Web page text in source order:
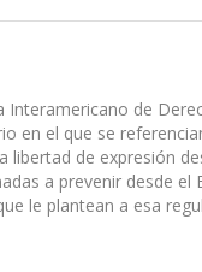
de
en el que se
de expresión
a prevenir desde
le plantean a esa